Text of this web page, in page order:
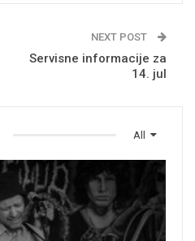
NEXT POST
Servisne informacije za
14. jul
All